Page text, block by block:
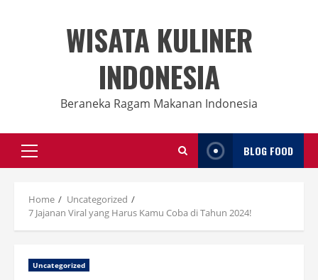
WISATA KULINER
INDONESIA
Beraneka Ragam Makanan Indonesia
Primary
Menu
BLOG FOOD
Home
Uncategorized
7 Jajanan Viral yang Harus Kamu Coba di Tahun 2024!
Uncategorized